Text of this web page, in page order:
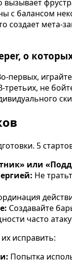
с балансом
создает мета-
о
первых,
не
5
или
Не
Создавайте
часто
исправить:
Попытка